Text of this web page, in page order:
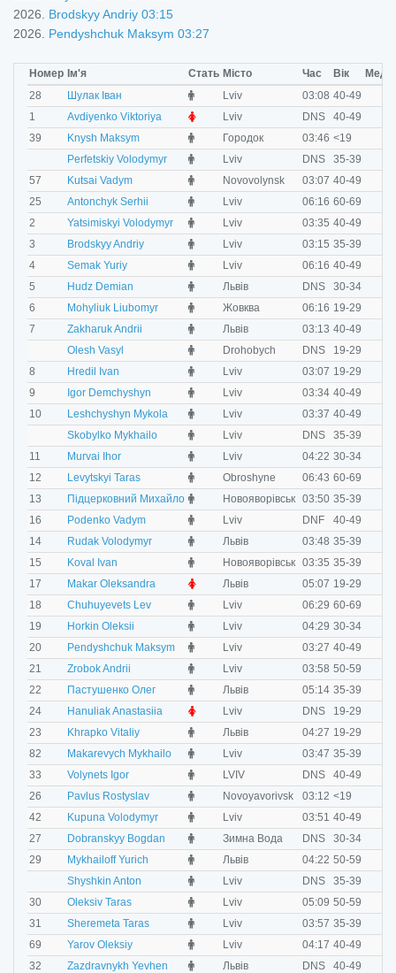
2026. Brodskyy Andriy 03:15
2026. Pendyshchuk Maksym 03:27
Номер Ім'я Стать Місто Час Вік
28
Шулак Іван M Lviv 03:08 40-49
1
Avdiyenko Viktoriya F Lviv DNS
40-49
39
Knysh Maksym M Городок 03:46 <19
Perfetskiy Volodymyr
M Lviv DNS
35-39
57
Kutsai Vadym M Novovolynsk 03:07 40-49
25
Antonchyk Serhii M Lviv 06:16 60-69
2
Yatsimiskyi Volodymyr M Lviv 03:35 40-49
3
Brodskyy Andriy M Lviv 03:15 35-39
4
Semak Yuriy M Lviv 06:16 40-49
5
Hudz Demian M Львів DNS
30-34
6
Mohyliuk Liubomyr M Жовква 06:16 19-29
7
Zakharuk Andrii M Львів 03:13 40-49
Olesh Vasyl
M Drohobych DNS
19-29
8
Hredil Ivan M Lviv 03:07 19-29
9
Igor Demchyshyn M Lviv 03:34 40-49
10
Leshchyshyn Mykola M Lviv 03:37 40-49
Skobylko Mykhailo
M Lviv DNS
35-39
11
Murvai Ihor M Lviv 04:22 30-34
12
Levytskyi Taras M Obroshyne 06:43 60-69
13
Підцерковний Михайло M Новояворівськ 03:50 35-39
16
Podenko Vadym M Lviv DNF
40-49
14
Rudak Volodymyr M Львів 03:48 35-39
15
Koval Ivan M Новояворівськ 03:35 35-39
17
Makar Oleksandra F Львів 05:07 19-29
18
Chuhuyevets Lev M Lviv 06:29 60-69
19
Horkin Oleksii M Lviv 04:29 30-34
20
Pendyshchuk Maksym M Lviv 03:27 40-49
21
Zrobok Andrii M Lviv 03:58 50-59
22
Пастушенко Олег M Львів 05:14 35-39
24
Hanuliak Anastasiia F Lviv DNS
19-29
23
Khrapko Vitaliy M Львів 04:27 19-29
82
Makarevych Mykhailo M Lviv 03:47 35-39
33
Volynets Igor M LVIV DNS
40-49
26
Pavlus Rostyslav M Novoyavorivsk 03:12 <19
42
Kupuna Volodymyr M Lviv 03:51 40-49
27
Dobranskyy Bogdan M Зимна Вода DNS
30-34
29
Mykhailoff Yurich M Львів 04:22 50-59
Shyshkin Anton
M Lviv DNS
35-39
30
Oleksiv Taras M Lviv 05:09 50-59
31
Sheremeta Taras M Lviv 03:57 35-39
69
Yarov Oleksiy M Lviv 04:17 40-49
32
Zazdravnykh Yevhen M Львів DNS
40-49